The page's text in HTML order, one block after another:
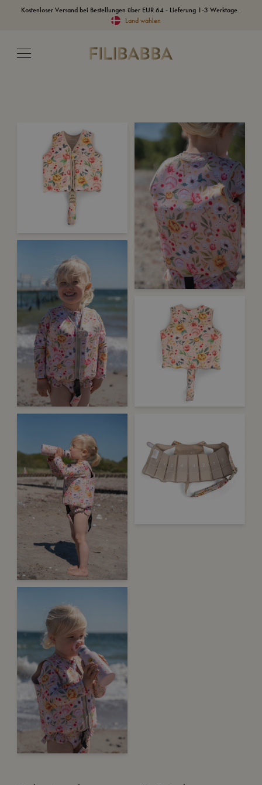
Kostenloser Versand bei Bestellungen über EUR 64 - Lieferung 1-3 Werktage..
Land wählen